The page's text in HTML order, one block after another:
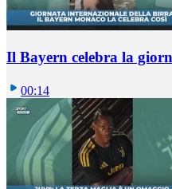
Il Bayern celebra la
00:14